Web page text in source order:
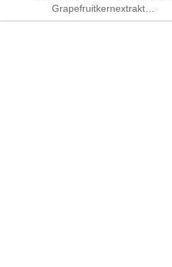
Grapefruitkernextrakt…